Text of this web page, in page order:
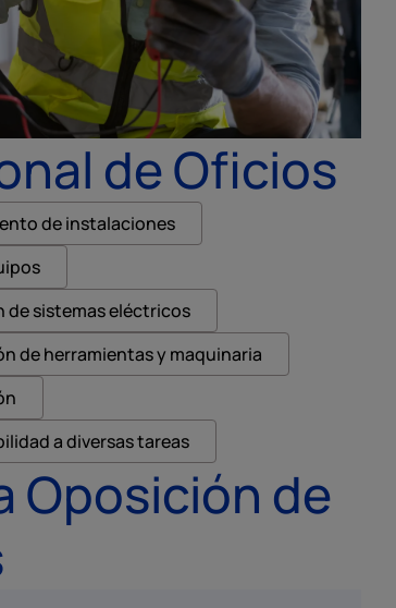
de Oficios
de instalaciones
de sistemas eléctricos
de herramientas y maquinaria
a diversas tareas
Oposición de